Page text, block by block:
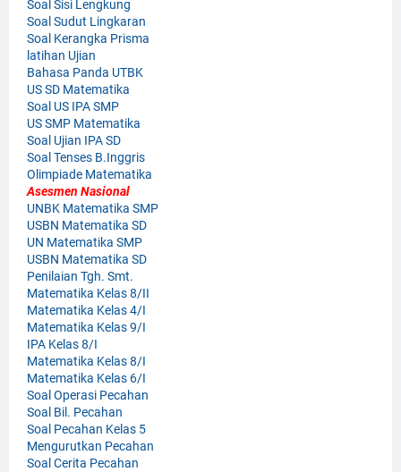
Soal Sisi Lengkung
Soal Sudut Lingkaran
Soal Kerangka Prisma
latihan Ujian
Bahasa Panda UTBK
US SD Matematika
Soal US IPA SMP
US SMP Matematika
Soal Ujian IPA SD
Soal Tenses B.Inggris
Olimpiade Matematika
Asesmen Nasional
UNBK Matematika SMP
USBN Matematika SD
UN Matematika SMP
USBN Matematika SD
Penilaian Tgh. Smt.
Matematika Kelas 8/II
Matematika Kelas 4/I
Matematika Kelas 9/I
IPA Kelas 8/I
Matematika Kelas 8/I
Matematika Kelas 6/I
Soal Operasi Pecahan
Soal Bil. Pecahan
Soal Pecahan Kelas 5
Mengurutkan Pecahan
Soal Cerita Pecahan